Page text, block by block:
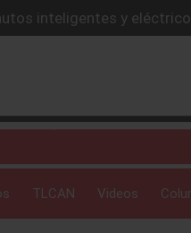
inteligentes y
y acelera su
Oso en México
y sacude la postventa
1,000 km
TLCAN Videos